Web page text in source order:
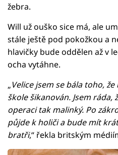
žebra.
Will už ouško sice má, ale
stále ještě pod pokožkou a
hlavičky bude oddělen až v
ocha vytáhne.
„Velice jsem se bála toho,
škole šikanován. Jsem
operaci tak malinký. Po
půjde k holiči a bude mít
bratři,“ řekla britským